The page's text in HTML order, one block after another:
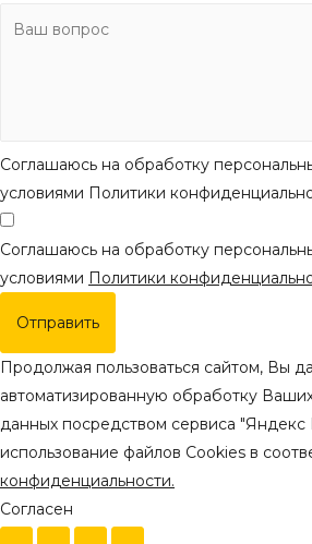
Соглашаюсь на обработку
условиями Политики
Соглашаюсь на обработку
условиями Политики
Отправить
Продолжая пользоваться сайтом, Вы
автоматизированную обработку
данных посредством сервиса "Яндекс
использование файлов Cookies в
конфиденциальности.
Согласен